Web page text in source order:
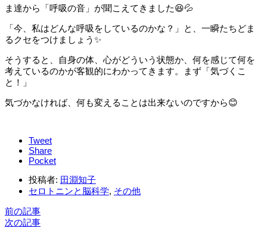
ま達から「呼吸の音」が聞こえてきました😆💦
「今、私はどんな呼吸をしているのかな？」と、一瞬たちどま
るクセをつけましょう✨
そうすると、自身の体、心がどういう状態か、何を感じて何を
考えているのかが客観的にわかってきます。まず「気づくこ
と！」
気づかなければ、何も変えることは出来ないのですから😊
Tweet
Share
Pocket
投稿者: 田淵知子
セロトニンと脳科学, その他
前の記事
次の記事